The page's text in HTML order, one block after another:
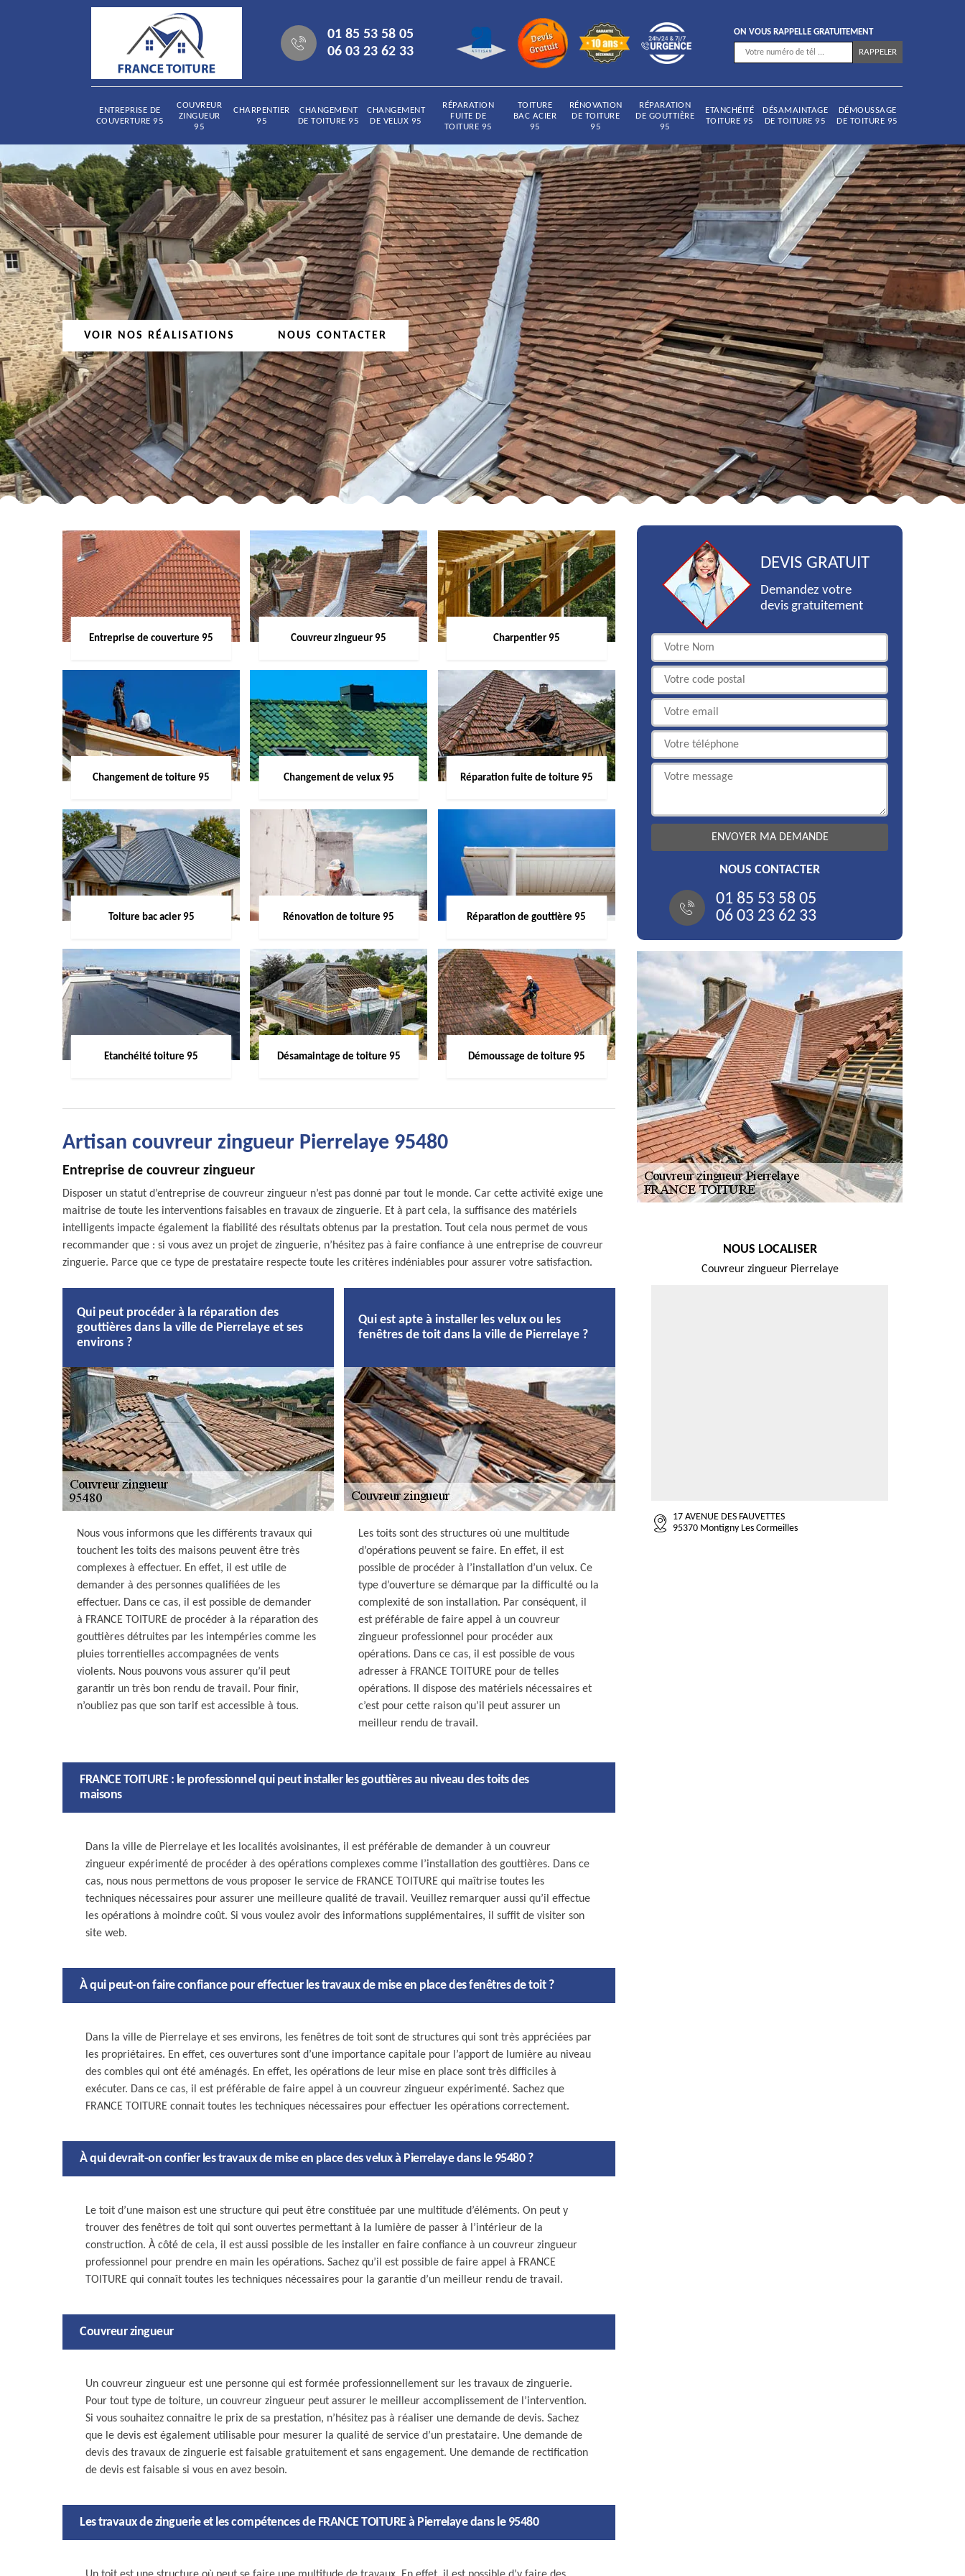
01 85 53 58 05
06 03 23 62 33
ON VOUS RAPPELLE GRATUITEMENT
ENTREPRISE DE
COUVERTURE 95
COUVREUR
ZINGUEUR
95
CHARPENTIER
95
CHANGEMENT
DE TOITURE 95
CHANGEMENT
DE VELUX 95
RÉPARATION
FUITE DE
TOITURE 95
TOITURE
BAC ACIER
95
RÉNOVATION
DE TOITURE
95
RÉPARATION
DE GOUTTIÈRE
95
ETANCHÉITÉ
TOITURE 95
DÉSAMAINTAGE
DE TOITURE 95
DÉMOUSSAGE
DE TOITURE 95
VOIR NOS RÉALISATIONS NOUS CONTACTER
Entreprise de couverture 95 Couvreur zingueur 95 Charpentier 95
Changement de toiture 95 Changement de velux 95 Réparation fuite de toiture 95
Toiture bac acier 95 Rénovation de toiture 95 Réparation de gouttière 95
Etanchéité toiture 95 Désamaintage de toiture 95 Démoussage de toiture 95
Artisan couvreur zingueur Pierrelaye 95480
Entreprise de couvreur zingueur
Disposer un statut d’entreprise de couvreur zingueur n’est pas donné par tout le monde. Car cette activité exige une
maitrise de toute les interventions faisables en travaux de zinguerie. Et à part cela, la suffisance des matériels
intelligents impacte également la fiabilité des résultats obtenus par la prestation. Tout cela nous permet de vous
recommander que : si vous avez un projet de zinguerie, n’hésitez pas à faire confiance à une entreprise de couvreur
zinguerie. Parce que ce type de prestataire respecte toute les critères indéniables pour assurer votre satisfaction.
Qui peut procéder à la réparation des
gouttières dans la ville de Pierrelaye et ses
environs ?
Nous vous informons que les différents travaux qui
touchent les toits des maisons peuvent être très
complexes à effectuer. En effet, il est utile de
demander à des personnes qualifiées de les
effectuer. Dans ce cas, il est possible de demander
à FRANCE TOITURE de procéder à la réparation des
gouttières détruites par les intempéries comme les
pluies torrentielles accompagnées de vents
violents. Nous pouvons vous assurer qu’il peut
garantir un très bon rendu de travail. Pour finir,
n’oubliez pas que son tarif est accessible à tous.
Qui est apte à installer les velux ou les
fenêtres de toit dans la ville de Pierrelaye ?
Les toits sont des structures où une multitude
d’opérations peuvent se faire. En effet, il est
possible de procéder à l’installation d’un velux. Ce
type d’ouverture se démarque par la difficulté ou la
complexité de son installation. Par conséquent, il
est préférable de faire appel à un couvreur
zingueur professionnel pour procéder aux
opérations. Dans ce cas, il est possible de vous
adresser à FRANCE TOITURE pour de telles
opérations. Il dispose des matériels nécessaires et
c’est pour cette raison qu’il peut assurer un
meilleur rendu de travail.
FRANCE TOITURE : le professionnel qui peut installer les gouttières au niveau des toits des
maisons
Dans la ville de Pierrelaye et les localités avoisinantes, il est préférable de demander à un couvreur
zingueur expérimenté de procéder à des opérations complexes comme l’installation des gouttières. Dans ce
cas, nous nous permettons de vous proposer le service de FRANCE TOITURE qui maîtrise toutes les
techniques nécessaires pour assurer une meilleure qualité de travail. Veuillez remarquer aussi qu’il effectue
les opérations à moindre coût. Si vous voulez avoir des informations supplémentaires, il suffit de visiter son
site web.
À qui peut-on faire confiance pour effectuer les travaux de mise en place des fenêtres de toit ?
Dans la ville de Pierrelaye et ses environs, les fenêtres de toit sont de structures qui sont très appréciées par
les propriétaires. En effet, ces ouvertures sont d’une importance capitale pour l’apport de lumière au niveau
des combles qui ont été aménagés. En effet, les opérations de leur mise en place sont très difficiles à
exécuter. Dans ce cas, il est préférable de faire appel à un couvreur zingueur expérimenté. Sachez que
FRANCE TOITURE connait toutes les techniques nécessaires pour effectuer les opérations correctement.
À qui devrait-on confier les travaux de mise en place des velux à Pierrelaye dans le 95480 ?
Le toit d’une maison est une structure qui peut être constituée par une multitude d’éléments. On peut y
trouver des fenêtres de toit qui sont ouvertes permettant à la lumière de passer à l’intérieur de la
construction. À côté de cela, il est aussi possible de les installer en faire confiance à un couvreur zingueur
professionnel pour prendre en main les opérations. Sachez qu’il est possible de faire appel à FRANCE
TOITURE qui connaît toutes les techniques nécessaires pour la garantie d’un meilleur rendu de travail.
Couvreur zingueur
Un couvreur zingueur est une personne qui est formée professionnellement sur les travaux de zinguerie.
Pour tout type de toiture, un couvreur zingueur peut assurer le meilleur accomplissement de l’intervention.
Si vous souhaitez connaitre le prix de sa prestation, n’hésitez pas à réaliser une demande de devis. Sachez
que le devis est également utilisable pour mesurer la qualité de service d’un prestataire. Une demande de
devis des travaux de zinguerie est faisable gratuitement et sans engagement. Une demande de rectification
de devis est faisable si vous en avez besoin.
Les travaux de zinguerie et les compétences de FRANCE TOITURE à Pierrelaye dans le 95480
DEVIS GRATUIT
Demandez votre
devis gratuitement
NOUS CONTACTER
01 85 53 58 05
06 03 23 62 33
NOUS LOCALISER
Couvreur zingueur Pierrelaye
17 AVENUE DES FAUVETTES
95370 Montigny Les Cormeilles